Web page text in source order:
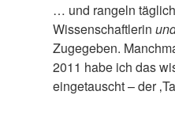
… und rangeln
Wissenschaftlerin
Zugegeben.
2011 habe ich das
eingetauscht – der